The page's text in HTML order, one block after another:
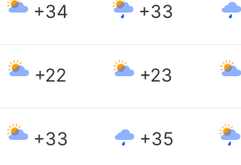
+34 +33
+22 +23
+33 +35